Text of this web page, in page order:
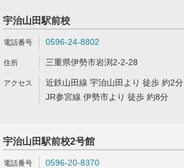
宇治山田駅前校
0596-24-8802
三重県伊勢市岩渕2-2-28
近鉄山田線 宇治山田より 徒歩 約2分
JR参宮線 伊勢市より 徒歩 約8分
宇治山田駅前校2号館
0596-20-8370